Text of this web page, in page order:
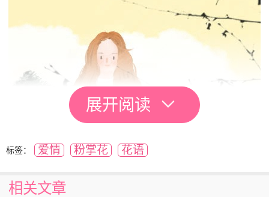
展开阅读
标签： 爱情 粉掌花 花语
相关文章